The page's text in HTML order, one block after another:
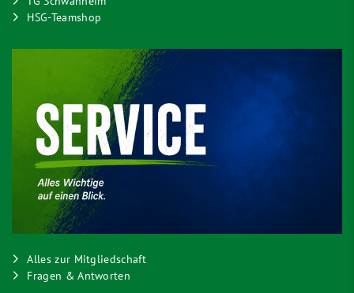
HSG-Teamshop
Alles zur Mitgliedschaft
Fragen & Antworten